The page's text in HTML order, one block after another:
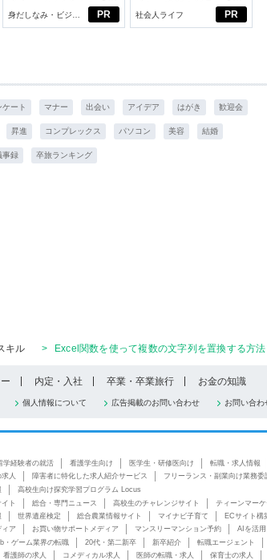
PR
じめよう。しっかりニオ
イケアして24時間快適。
身だしなみ・ビジネ
スアイテム
PR
向きに♪社会人エリ・大
社会人ライフ
ケート マナー 出会い アイデア はがき 歓迎会
昇進 コンプレックス パソコン 美容 結婚
事録 卒旅ランキング
キル > Excel関数を使って複数の文字列を置換する方
内定・入社 卒業・卒業旅行 お金の知識
個人情報について 広告掲載のお問い合わせ お問い合わ
学経験者の就活 看護学生向け 医学生・研修医向け 転職・求人情報
求人
障害者に特化した求人紹介サービス フリーランス・副業向け業務委
高校生向け探究学習プログラム Locus
ト 総合・専門ニュース 高校生のチャレンジサイト ティーンマー
世界遺産検定 総合農業情報サイト マイナビ子育て ECサイト構
ア
お買い物サポートメディア マンスリーマンション予約 AIを活
・ゲーム業界の転職 20代・第二新卒 新卒紹介 転職エージェント
看護師の求人 コメディカル求人 医師の転職・求人 保育士の求人